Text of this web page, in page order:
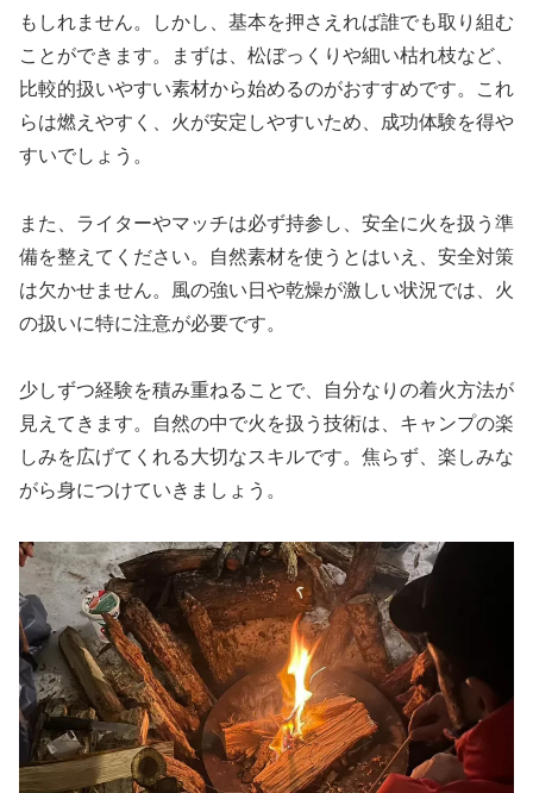
もしれません。しかし、基本を押さえれば誰でも取り組む
ことができます。まずは、松ぼっくりや細い枯れ枝など、
比較的扱いやすい素材から始めるのがおすすめです。これ
らは燃えやすく、火が安定しやすいため、成功体験を得や
すいでしょう。
また、ライターやマッチは必ず持参し、安全に火を扱う準
備を整えてください。自然素材を使うとはいえ、安全対策
は欠かせません。風の強い日や乾燥が激しい状況では、火
の扱いに特に注意が必要です。
少しずつ経験を積み重ねることで、自分なりの着火方法が
見えてきます。自然の中で火を扱う技術は、キャンプの楽
しみを広げてくれる大切なスキルです。焦らず、楽しみな
がら身につけていきましょう。